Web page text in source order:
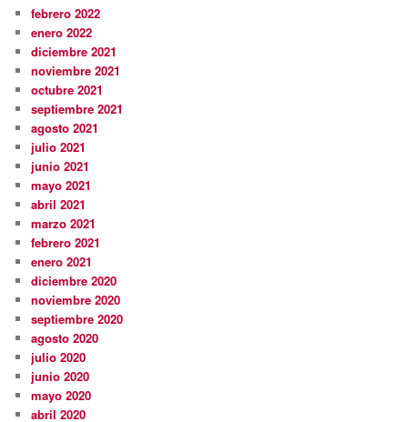
febrero 2022
enero 2022
diciembre 2021
noviembre 2021
octubre 2021
septiembre 2021
agosto 2021
julio 2021
junio 2021
mayo 2021
abril 2021
marzo 2021
febrero 2021
enero 2021
diciembre 2020
noviembre 2020
septiembre 2020
agosto 2020
julio 2020
junio 2020
mayo 2020
abril 2020